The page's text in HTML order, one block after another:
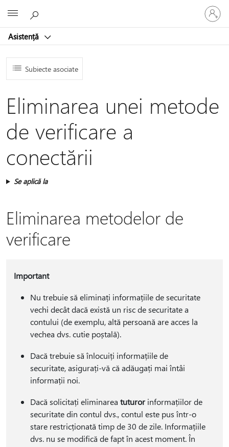
Asistență
vă
la
dvs.
Subiecte asociate
Eliminarea unei metode
de verificare a
conectării
Se aplică la
Eliminarea metodelor de
verificare
Important
Nu trebuie să eliminați informațiile de securitate
vechi decât dacă există un risc de securitate a
contului (de exemplu, altă persoană are acces la
vechea dvs. cutie poștală).
Dacă trebuie să înlocuiți informațiile de
securitate, asigurați-vă că adăugați mai întâi
informații noi.
Dacă solicitați eliminarea tuturorinformațiilor de
securitate din contul dvs., contul este pus într-o
stare restricționată timp de 30 de zile. Informațiile
dvs. nu se modifică de fapt în acest moment. În